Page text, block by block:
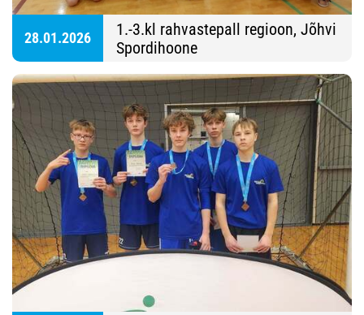
28.01.2026
1.-3.kl rahvastepall regioon, Jõhvi
Spordihoone